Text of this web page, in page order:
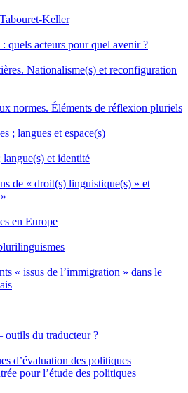
Keller
quels acteurs pour quel avenir ?
Nationalisme(s) et reconfiguration
normes. Éléments de réflexion pluriels
; langues et espace(s)
langue(s) et identité
de « droit(s) linguistique(s) » et
en Europe
« issus de l’immigration » dans le
outils du traducteur ?
d’évaluation des politiques
pour l’étude des politiques